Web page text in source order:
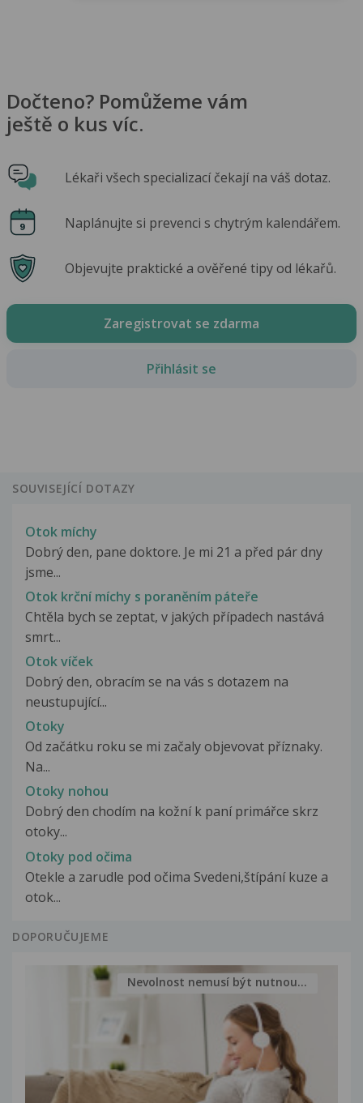
Dočteno? Pomůžeme vám
ještě o kus víc.
Lékaři všech specializací čekají na váš dotaz.
Naplánujte si prevenci s chytrým kalendářem.
Objevujte praktické a ověřené tipy od lékařů.
Zaregistrovat se zdarma
Přihlásit se
SOUVISEJÍCÍ DOTAZY
Otok míchy
Dobrý den, pane doktore. Je mi 21 a před pár dny
jsme...
Otok krční míchy s poraněním páteře
Chtěla bych se zeptat, v jakých případech nastává
smrt...
Otok víček
Dobrý den, obracím se na vás s dotazem na
neustupující...
Otoky
Od začátku roku se mi začaly objevovat příznaky.
Na...
Otoky nohou
Dobrý den chodím na kožní k paní primářce skrz
otoky...
Otoky pod očima
Otekle a zarudle pod očima Svedeni,štípání kuze a
otok...
DOPORUČUJEME
Nevolnost nemusí být nutnou...